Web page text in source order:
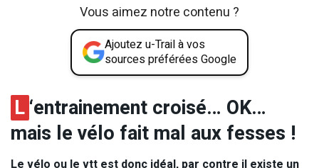
Vous aimez notre contenu ?
Ajoutez u-Trail à vos
sources préférées Google
L‘entrainement croisé… OK…
mais le vélo fait mal aux fesses !